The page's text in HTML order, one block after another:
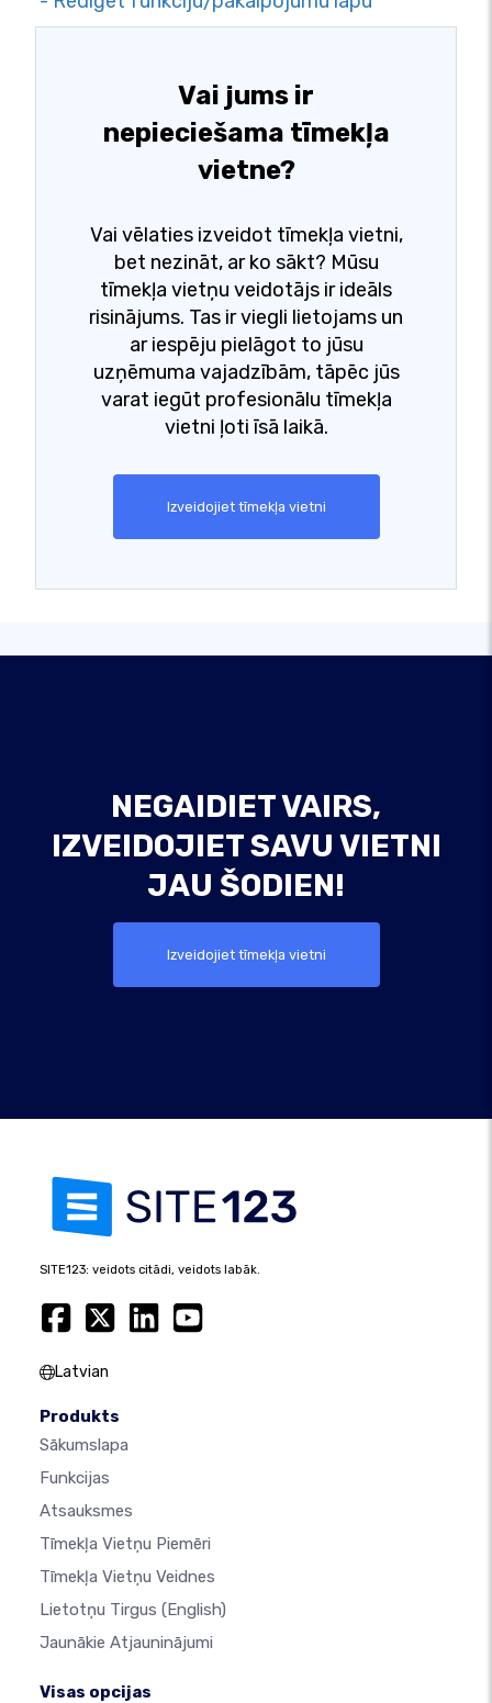
Vai jums ir
nepieciešama tīmekļa
vietne?
Vai vēlaties izveidot tīmekļa vietni,
bet nezināt, ar ko sākt? Mūsu
tīmekļa vietņu veidotājs ir ideāls
risinājums. Tas ir viegli lietojams un
ar iespēju pielāgot to jūsu
uzņēmuma vajadzībām, tāpēc jūs
varat iegūt profesionālu tīmekļa
vietni ļoti īsā laikā.
Izveidojiet tīmekļa vietni
NEGAIDIET VAIRS,
IZVEIDOJIET SAVU VIETNI
JAU ŠODIEN!
Izveidojiet tīmekļa vietni
SITE123: veidots citādi, veidots labāk.
Latvian
Produkts
Sākumslapa
Funkcijas
Atsauksmes
Tīmekļa Vietņu Piemēri
Tīmekļa Vietņu Veidnes
Lietotņu Tirgus (English)
Jaunākie Atjauninājumi
Visas opcijas